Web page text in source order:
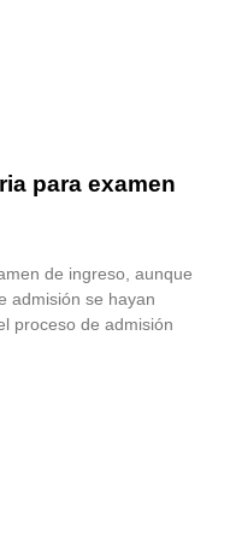
para examen
de ingreso, aunque
admisión se hayan
proceso de admisión